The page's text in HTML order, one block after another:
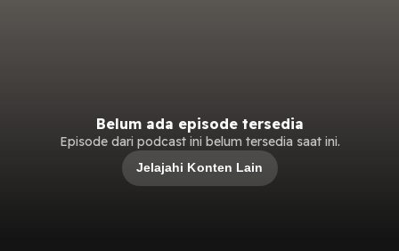
Belum ada episode tersedia
Episode dari podcast ini belum tersedia saat ini.
Jelajahi Konten Lain